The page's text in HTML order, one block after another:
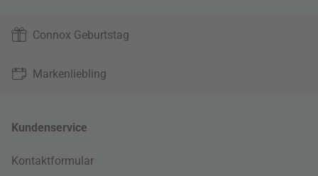
Connox Geburtstag
Markenliebling
Kundenservice
Kontaktformular